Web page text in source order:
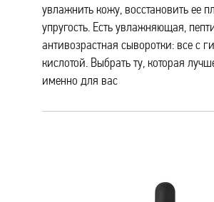
увлажнить кожу, восстановить ее
упругость. Есть увлажняющая,
антивозрастная сыворотки: все с
кислотой. Выбрать ту, которая
именно для вас